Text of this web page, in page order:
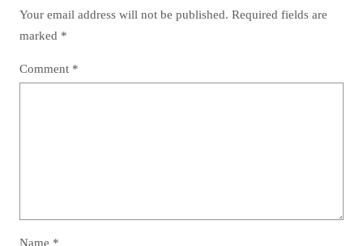
Your email address will not be published. Required fields are
marked *
Comment *
Name *